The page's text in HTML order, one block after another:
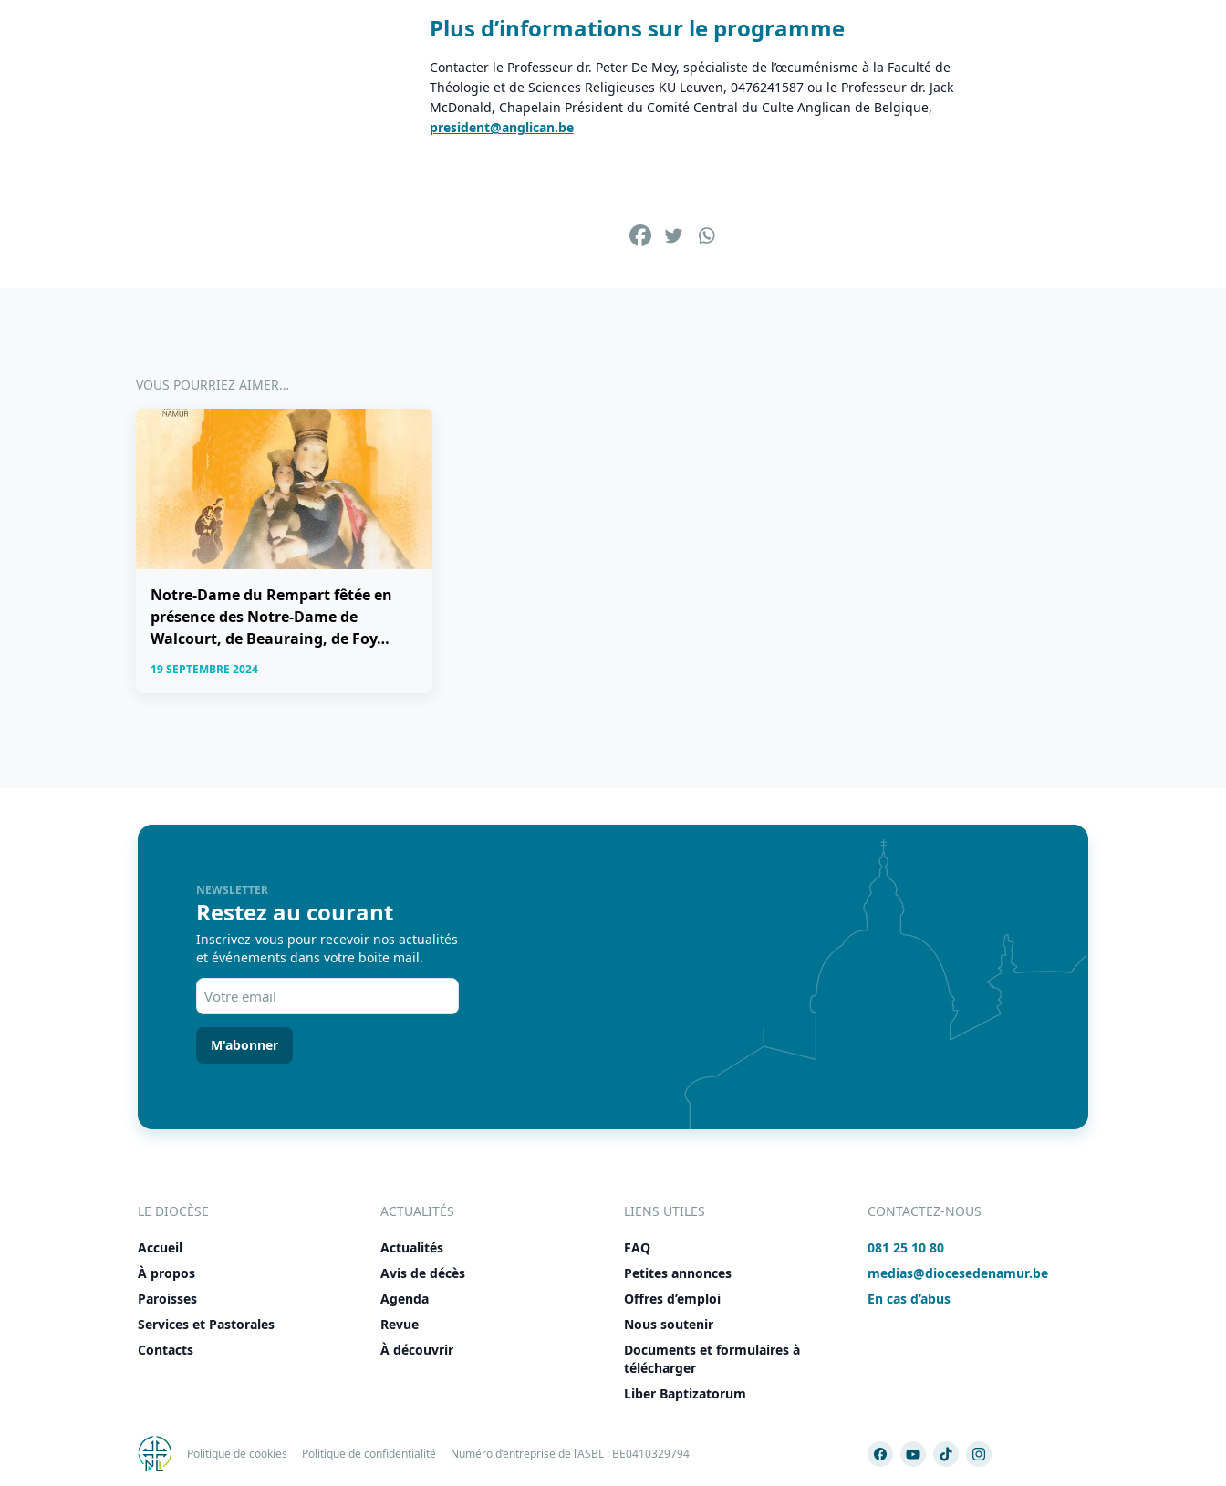
Plus d’informations sur le programme
Contacter le Professeur dr. Peter De Mey, spécialiste de l’œcuménisme à la Faculté de
Théologie et de Sciences Religieuses KU Leuven, 0476241587 ou le Professeur dr. Jack
McDonald, Chapelain Président du Comité Central du Culte Anglican de Belgique,
president@anglican.be
VOUS POURRIEZ AIMER…
Notre-Dame du Rempart fêtée en
présence des Notre-Dame de
Walcourt, de Beauraing, de Foy…
19 SEPTEMBRE 2024
NEWSLETTER
Restez au courant
Inscrivez-vous pour recevoir nos actualités
et événements dans votre boite mail.
Votre
email
(Nécessaire)
LE DIOCÈSE
Accueil
À propos
Paroisses
Services et Pastorales
Contacts
ACTUALITÉS
Actualités
Avis de décès
Agenda
Revue
À découvrir
LIENS UTILES
FAQ
Petites annonces
Offres d’emploi
Nous soutenir
Documents et formulaires à
télécharger
Liber Baptizatorum
CONTACTEZ-NOUS
081 25 10 80
medias@diocesedenamur.be
En cas d’abus
Politique de cookies Politique de confidentialité Numéro d’entreprise de l’ASBL : BE0410329794